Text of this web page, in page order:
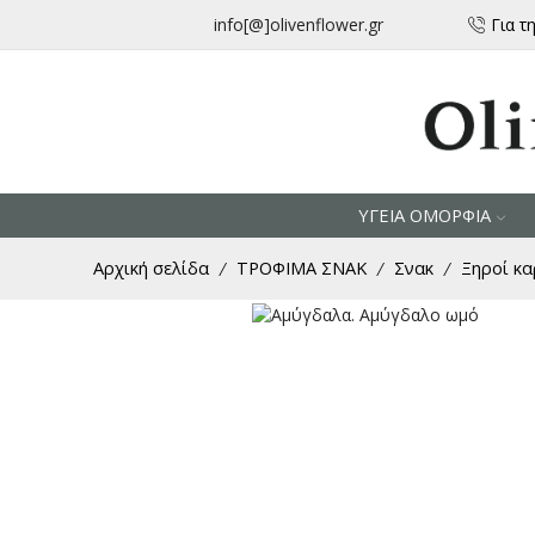
info[@]olivenflower.gr Για
ΥΓΕΙΑ ΟΜΟΡΦΙΑ
Αρχική σελίδα / ΤΡΟΦΙΜΑ ΣΝΑΚ / Σνακ / Ξηροί